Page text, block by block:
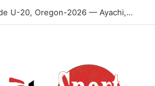
Championnats du monde U-20, Oregon-2026 — Ayachi, Dissa, Touahria et Ghezali en finale